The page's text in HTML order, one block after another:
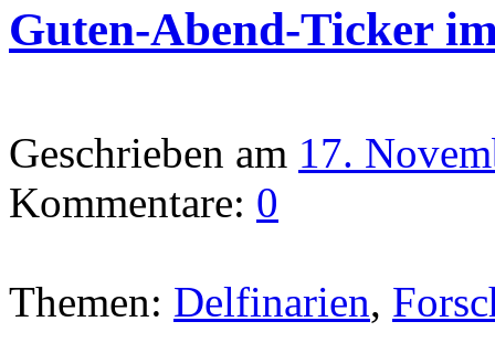
Guten-Abend-Ticker
Geschrieben am 17.
Kommentare: 0
Themen: Delfinarien,